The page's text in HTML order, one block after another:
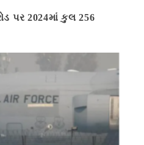
પર 2024માં કુલ 256